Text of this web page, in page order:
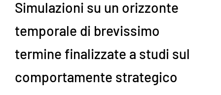
Simulazioni su un orizzonte
temporale di brevissimo
termine finalizzate a studi sul
comportamente strategico